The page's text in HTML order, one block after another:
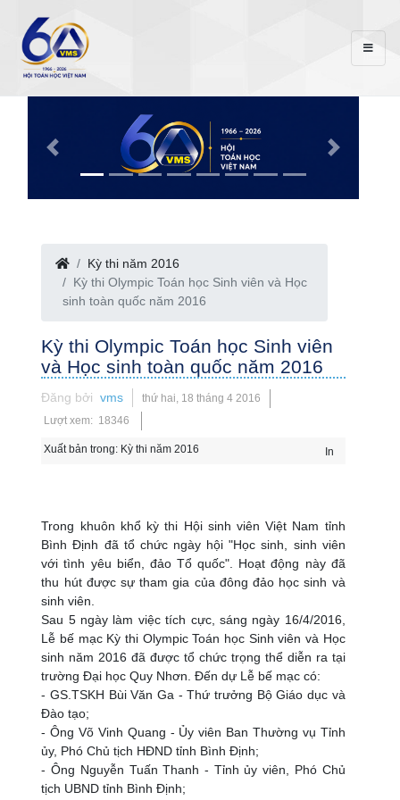
Kỳ thi năm 2016
Kỳ thi Olympic Toán học Sinh viên và Học
sinh toàn quốc năm 2016
Kỳ thi Olympic Toán học Sinh viên
và Học sinh toàn quốc năm 2016
Đăng bởivms
thứ hai, 18 tháng 4 2016
Lượt xem: 18346
Xuất bản trong: Kỳ thi năm 2016 In
Trong khuôn khổ kỳ thi Hội sinh viên Việt Nam tỉnh
Bình Định đã tổ chức ngày hội "Học sinh, sinh viên
với tình yêu biển, đảo Tổ quốc". Hoạt động này đã
thu hút được sự tham gia của đông đảo học sinh và
sinh viên.
Sau 5 ngày làm việc tích cực, sáng ngày 16/4/2016,
Lễ bế mạc Kỳ thi Olympic Toán học Sinh viên và Học
sinh năm 2016 đã được tổ chức trọng thể diễn ra tại
trường Đại học Quy Nhơn. Đến dự Lễ bế mạc có:
- GS.TSKH Bùi Văn Ga - Thứ trưởng Bộ Giáo dục và
Đào tạo;
- Ông Võ Vinh Quang - Ủy viên Ban Thường vụ Tỉnh
ủy, Phó Chủ tịch HĐND tỉnh Bình Định;
- Ông Nguyễn Tuấn Thanh - Tỉnh ủy viên, Phó Chủ
tịch UBND tỉnh Bình Định;